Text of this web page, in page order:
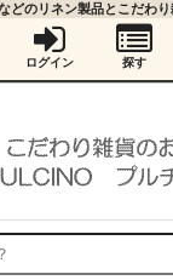
どのリネン製品とこだわ
ログイン 探す